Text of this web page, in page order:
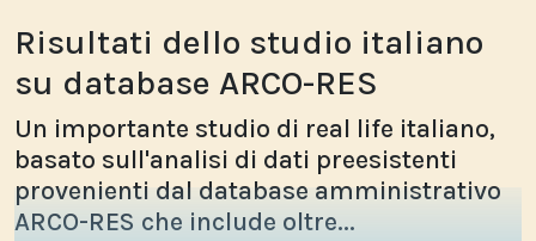
Risultati dello studio italiano
su database ARCO-RES
Un importante studio di real life italiano,
basato sull'analisi di dati preesistenti
provenienti dal database amministrativo
ARCO-RES che include oltre...